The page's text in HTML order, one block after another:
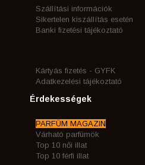
Szállítási információk
Sikertelen kiszállítás esetén
Banki fizetési tájékoztató
Kártyás fizetés - GYFK
Adatkezelési tájékoztató
Érdekességek
PARFÜM MAGAZIN
Várható parfümök
Top 10 női illat
Top 10 férfi illat